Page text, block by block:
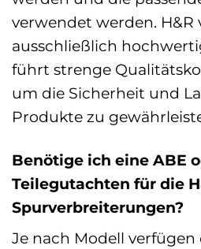
verwendet werden. H&R
ausschließlich
führt strenge
um die Sicherheit und
Produkte zu
Benötige ich eine ABE
Teilegutachten für die
Spurverbreiterungen?
Je nach Modell verfügen